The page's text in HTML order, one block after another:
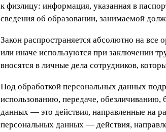
к физлицу: информация, указанная в
сведения об образовании, занимаемой
Закон распространяется абсолютно на все
или иначе используются при заключении
вносятся в личные дела сотрудников,
Под обработкой персональных данных
использованию, передаче,
данных — это действия, направленные на
персональных данных — действия,